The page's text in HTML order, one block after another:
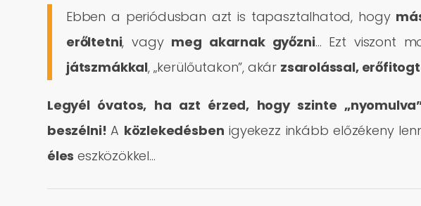
Ebben a periódusban azt is tapasztalhatod, hogy
erőltetni, vagy meg akarnak győzni… Ezt viszont
játszmákkal, „kerülőutakon”, akár zsarolással,
Legyél óvatos, ha azt érzed, hogy szinte
beszélni!A közlekedésben igyekezz inkább előzékeny
éles eszközökkel…